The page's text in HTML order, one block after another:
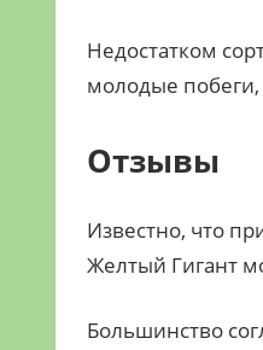
Недостатком
молодые побеги,
Отзывы
Известно, что
Желтый Гигант
Большинство